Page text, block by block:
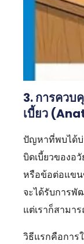
3. การควบ
เบี้ยว
ปัญหาที่พบได้
บิดเบี้ยวของอ
หรือข้อต่อแขน
จะได้รับการ
แต่เราก็สามา
วิธีแรกคือการ